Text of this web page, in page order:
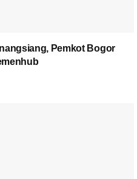
Pemkot Bogor